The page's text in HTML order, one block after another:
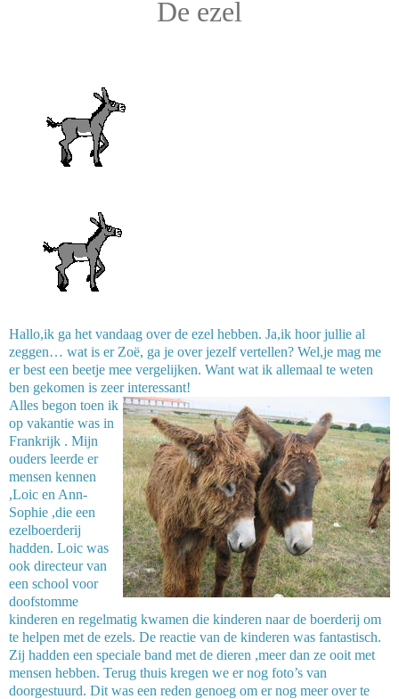
De ezel
Hallo,ik ga het vandaag over de ezel hebben. Ja,ik hoor jullie al
zeggen… wat is er Zoë, ga je over jezelf vertellen? Wel,je mag me
er best een beetje mee vergelijken. Want wat ik allemaal te weten
ben gekomen is zeer interessant!
Alles begon toen ik
op vakantie was in
Frankrijk . Mijn
ouders leerde er
mensen kennen
,Loic en Ann-
Sophie ,die een
ezelboerderij
hadden. Loic was
ook directeur van
een school voor
doofstomme
kinderen en regelmatig kwamen die kinderen naar de boerderij om
te helpen met de ezels. De reactie van de kinderen was fantastisch.
Zij hadden een speciale band met de dieren ,meer dan ze ooit met
mensen hebben. Terug thuis kregen we er nog foto’s van
doorgestuurd. Dit was een reden genoeg om er nog meer over te